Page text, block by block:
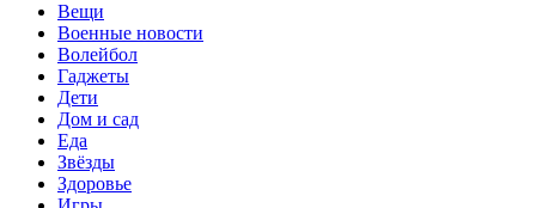
Вещи
Военные новости
Волейбол
Гаджеты
Дети
Дом и сад
Еда
Звёзды
Здоровье